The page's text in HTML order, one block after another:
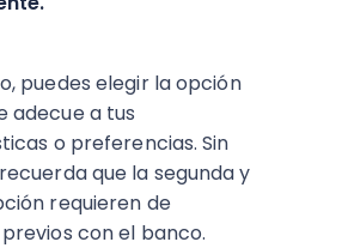
puedes elegir la opción
adecue a tus
o preferencias. Sin
que la segunda y
requieren de
con el banco.